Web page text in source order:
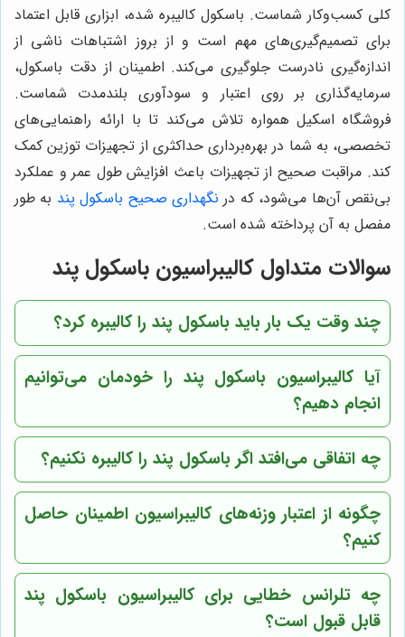
کلی کسب‌وکار شماست. باسکول کالیبره شده، ابزاری قابل اعتماد
برای تصمیم‌گیری‌های مهم است و از بروز اشتباهات ناشی از
اندازه‌گیری نادرست جلوگیری می‌کند. اطمینان از دقت باسکول،
سرمایه‌گذاری بر روی اعتبار و سودآوری بلندمدت شماست.
فروشگاه اسکیل همواره تلاش می‌کند تا با ارائه راهنمایی‌های
تخصصی، به شما در بهره‌برداری حداکثری از تجهیزات توزین کمک
کند. مراقبت صحیح از تجهیزات باعث افزایش طول عمر و عملکرد
بی‌نقص آن‌ها می‌شود، که در نگهداری صحیح باسکول پند به طور
مفصل به آن پرداخته شده است.
سوالات متداول کالیبراسیون باسکول پند
چند وقت یک بار باید باسکول پند را کالیبره کرد؟
آیا کالیبراسیون باسکول پند را خودمان می‌توانیم
انجام دهیم؟
چه اتفاقی می‌افتد اگر باسکول پند را کالیبره نکنیم؟
چگونه از اعتبار وزنه‌های کالیبراسیون اطمینان حاصل
کنیم؟
چه تلرانس خطایی برای کالیبراسیون باسکول پند
قابل قبول است؟